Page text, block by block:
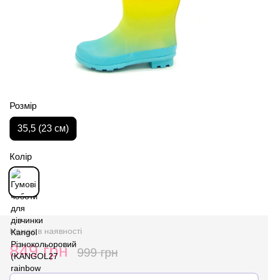
Розмір
35,5 (23 см)
Колір
Немає в наявності
849 грн 999 грн